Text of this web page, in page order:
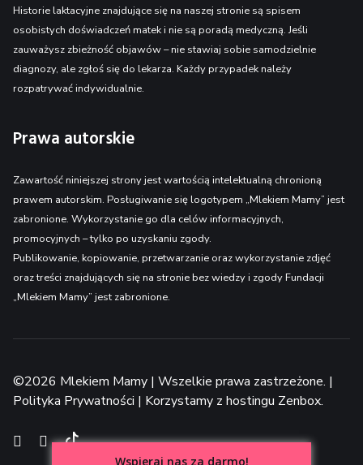
Historie laktacyjne znajdujące się na naszej stronie są spisem
osobistych doświadczeń matek i nie są poradą medyczną. Jeśli
zauważysz zbieżność objawów – nie stawiaj sobie samodzielnie
diagnozy, ale zgłoś się do lekarza. Każdy przypadek należy
rozpatrywać indywidualnie.
Prawa autorskie
Zawartość niniejszej strony jest wartością intelektualną chronioną
prawem autorskim. Posługiwanie się logotypem „Mlekiem Mamy” jest
zabronione. Wykorzystanie go dla celów informacyjnych,
promocyjnych – tylko po uzyskaniu zgody.
Publikowanie, kopiowanie, przetwarzanie oraz wykorzystanie zdjęć
oraz treści znajdujących się na stronie bez wiedzy i zgody Fundacji
„Mlekiem Mamy” jest zabronione.
©2026 Mlekiem Mamy | Wszelkie prawa zastrzeżone. |
Polityka Prywatności | Korzystamy z hostingu Zenbox.
Facebook
InstagramTikTok
Wspieraj nas za darmo!